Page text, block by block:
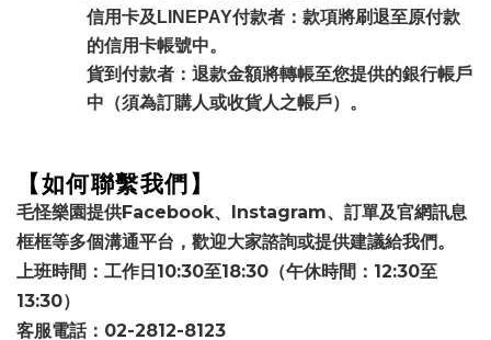
信用卡及LINEPAY付款者：款項將刷退至原付款
的信用卡帳號中。
貨到付款者：退款金額將轉帳至您提供的銀行帳戶
中（須為訂購人或收貨人之帳戶）。
【如何聯繫我們】
毛怪樂園提供Facebook、 Instagram、訂單及官網訊息
框框等多個溝通平台，歡迎大家諮詢或提供建議給我們。
上班時間：工作日 10:30至18:30 （午休時間： 12:30至
13:30）
客服電話： 02-2812-8123